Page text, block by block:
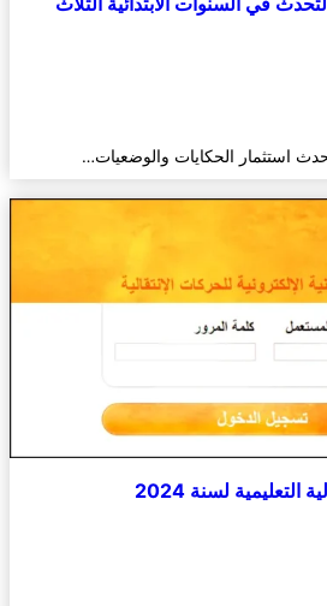
استثمار الحكايات والوضعيات…
لسنة 2024